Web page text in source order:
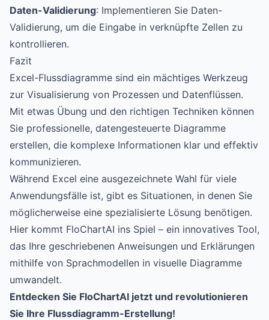
Daten-Validierung: Implementieren Sie Daten-
Validierung, um die Eingabe in verknüpfte Zellen zu
kontrollieren.
Fazit
Excel-Flussdiagramme sind ein mächtiges Werkzeug
zur Visualisierung von Prozessen und Datenflüssen.
Mit etwas Übung und den richtigen Techniken können
Sie professionelle, datengesteuerte Diagramme
erstellen, die komplexe Informationen klar und effektiv
kommunizieren.
Während Excel eine ausgezeichnete Wahl für viele
Anwendungsfälle ist, gibt es Situationen, in denen Sie
möglicherweise eine spezialisierte Lösung benötigen.
Hier kommt FloChartAI ins Spiel – ein innovatives Tool,
das Ihre geschriebenen Anweisungen und Erklärungen
mithilfe von Sprachmodellen in visuelle Diagramme
umwandelt.
Entdecken Sie FloChartAI jetzt und revolutionieren
Sie Ihre Flussdiagramm-Erstellung!